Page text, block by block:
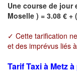
Une course de jour
Moselle ) = 3.08 € +
✓ Cette tarification
et des imprévus liés
Tarif Taxi à Metz